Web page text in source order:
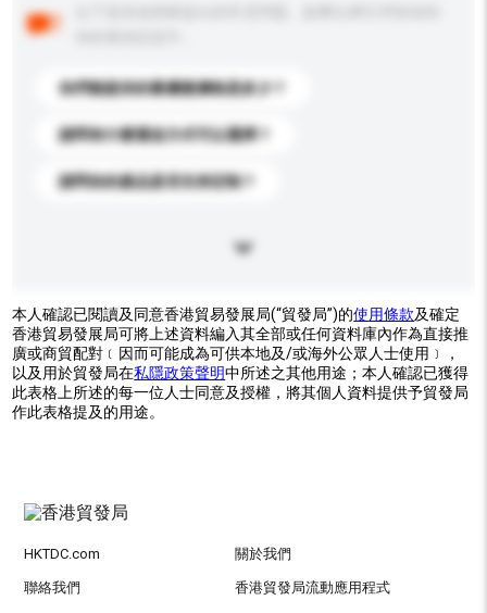
你們能提供的最優惠價格是多少？
請問有什麼運送方式可以選擇？
請問你的產品是否支持定制？
本人確認已閱讀及同意香港貿易發展局(“貿發局”)的使用條款及確定
香港貿易發展局可將上述資料編入其全部或任何資料庫內作為直接推
廣或商貿配對﹝因而可能成為可供本地及/或海外公眾人士使用﹞，
以及用於貿發局在私隱政策聲明中所述之其他用途；本人確認已獲得
此表格上所述的每一位人士同意及授權，將其個人資料提供予貿發局
作此表格提及的用途。
HKTDC.com 關於我們
聯絡我們 香港貿發局流動應用程式